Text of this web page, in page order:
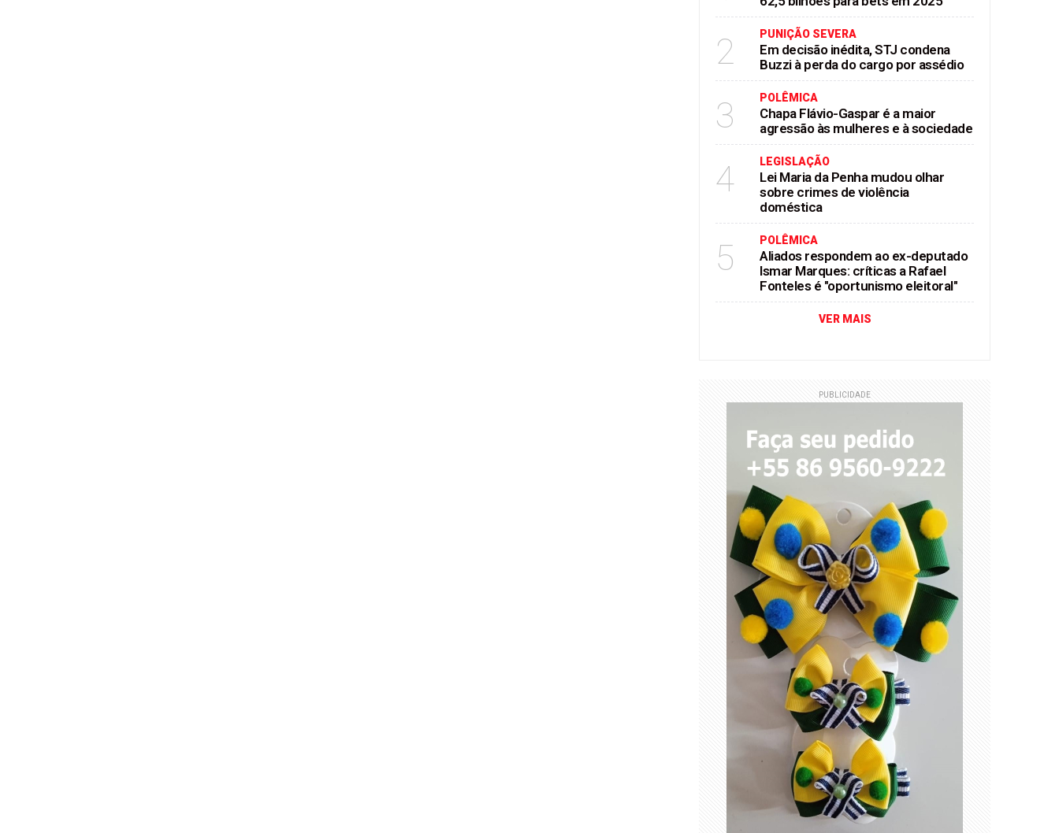
2 PUNIÇÃO SEVERA
Em decisão inédita, STJ condena
Buzzi à perda do cargo por assédio
3 POLÊMICA
Chapa Flávio-Gaspar é a maior
agressão às mulheres e à sociedade
4 LEGISLAÇÃO
Lei Maria da Penha mudou olhar
sobre crimes de violência
doméstica
5 POLÊMICA
Aliados respondem ao ex-deputado
Ismar Marques: críticas a Rafael
Fonteles é "oportunismo eleitoral"
VER MAIS
PUBLICIDADE